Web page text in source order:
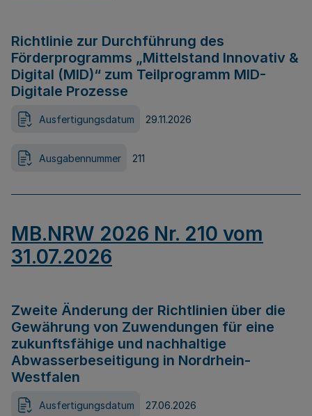
Richtlinie zur Durchführung des
Förderprogramms „Mittelstand Innovativ &
Digital (MID)“ zum Teilprogramm MID-
Digitale Prozesse
Ausfertigungsdatum 29.11.2026
Ausgabennummer 211
MB.NRW 2026 Nr. 210 vom
31.07.2026
Zweite Änderung der Richtlinien über die
Gewährung von Zuwendungen für eine
zukunftsfähige und nachhaltige
Abwasserbeseitigung in Nordrhein-
Westfalen
Ausfertigungsdatum 27.06.2026